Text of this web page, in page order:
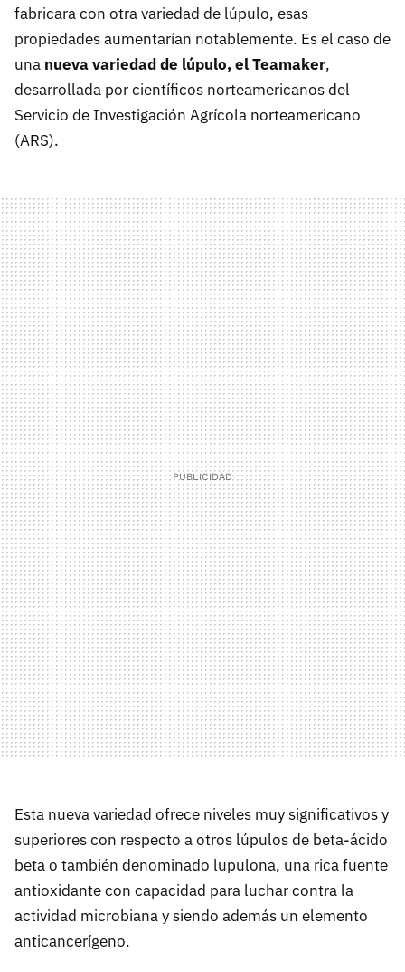
fabricara con otra variedad de lúpulo, esas
propiedades aumentarían notablemente. Es el caso de
una nueva variedad de lúpulo, el Teamaker,
desarrollada por científicos norteamericanos del
Servicio de Investigación Agrícola norteamericano
(ARS).
Esta nueva variedad ofrece niveles muy significativos y
superiores con respecto a otros lúpulos de beta-ácido
beta o también denominado lupulona, una rica fuente
antioxidante con capacidad para luchar contra la
actividad microbiana y siendo además un elemento
anticancerígeno.